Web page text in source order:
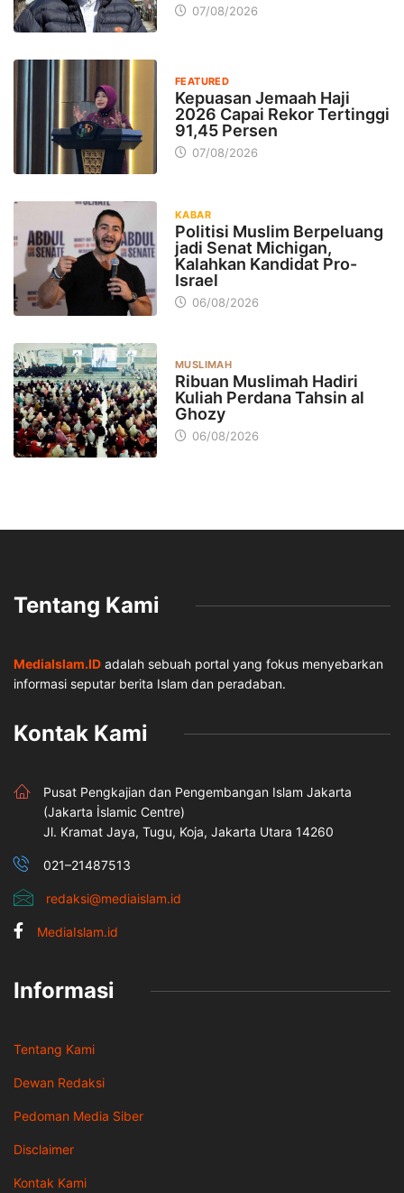
07/08/2026
FEATURED
Kepuasan Jemaah Haji
2026 Capai Rekor Tertinggi
91,45 Persen
07/08/2026
KABAR
Politisi Muslim Berpeluang
jadi Senat Michigan,
Kalahkan Kandidat Pro-
Israel
06/08/2026
MUSLIMAH
Ribuan Muslimah Hadiri
Kuliah Perdana Tahsin al
Ghozy
06/08/2026
Tentang Kami
MediaIslam.ID adalah sebuah portal yang fokus menyebarkan
informasi seputar berita Islam dan peradaban.
Kontak Kami
Pusat Pengkajian dan Pengembangan Islam Jakarta
(Jakarta İslamic Centre)
Jl. Kramat Jaya, Tugu, Koja, Jakarta Utara 14260
021–21487513
redaksi@mediaislam.id
MediaIslam.id
Informasi
Tentang Kami
Dewan Redaksi
Pedoman Media Siber
Disclaimer
Kontak Kami